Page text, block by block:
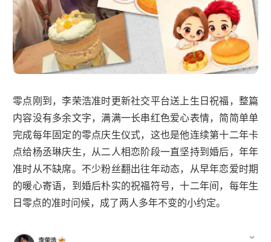
零点刚到，李荣浩准时更新社交平台送上生日祝福，整篇
内容没有多余文字，满满一长串红色爱心表情，简简单单
完成每年固定的零点庆生仪式，这也是他连续第十二年卡
点给杨丞琳庆生，从二人相恋阶段一直坚持到婚后，年年
准时从不缺席。不少粉丝翻出往年动态，从早年恋爱时期
的暖心寄语，到婚后朴实的祝福符号，十二年间，每年生
日零点的准时问候，成了两人多年不变的小约定。